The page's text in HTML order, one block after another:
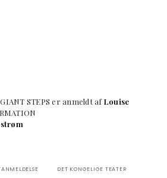
STEPS er anmeldt afLouise
DET KONGELIGE TEATER